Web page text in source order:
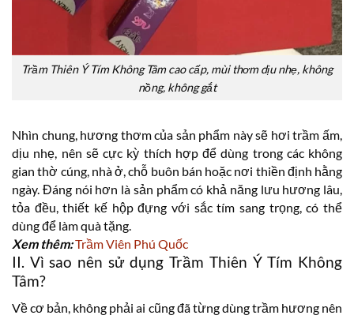
Trầm Thiên Ý Tím Không Tâm cao cấp, mùi thơm dịu nhẹ, không
nồng, không gắt
Nhìn chung, hương thơm của sản phẩm này sẽ hơi trầm ấm,
dịu nhẹ, nên sẽ cực kỳ thích hợp để dùng trong các không
gian thờ cúng, nhà ở, chỗ buôn bán hoặc nơi thiền định hằng
ngày. Đáng nói hơn là sản phẩm có khả năng lưu hương lâu,
tỏa đều, thiết kế hộp đựng với sắc tím sang trọng, có thể
dùng để làm quà tặng.
Xem thêm:Trầm Viên Phú Quốc
II. Vì sao nên sử dụng Trầm Thiên Ý Tím Không
Tâm?
Về cơ bản, không phải ai cũng đã từng dùng trầm hương nên